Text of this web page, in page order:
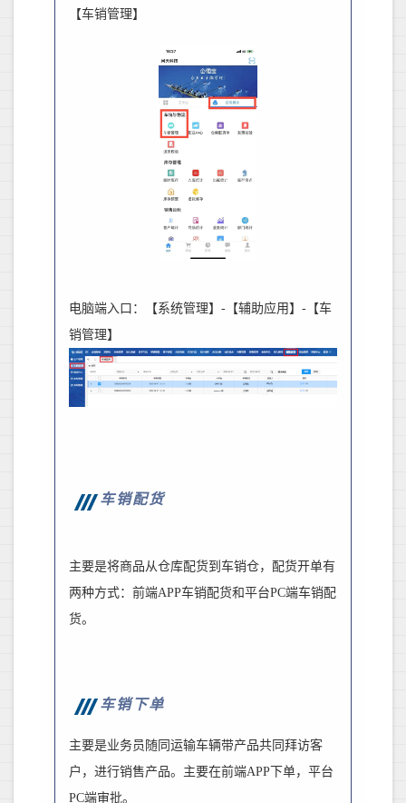
【车销管理】
电脑端入口：【系统管理】 - 【辅助应用】 - 【车
销管理】
车销配货
主要是将商品从仓库配货到车销仓，配货开单有
两种方式：前端APP车销配货和平台PC端车销配
货。
车销下单
主要是业务员随同运输车辆带产品共同拜访客
户，进行销售产品。主要在前端APP 下单，平台
PC端审批。